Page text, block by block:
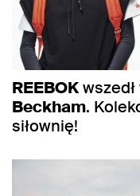
REEBOKwszedł
Beckham.
siłownię!